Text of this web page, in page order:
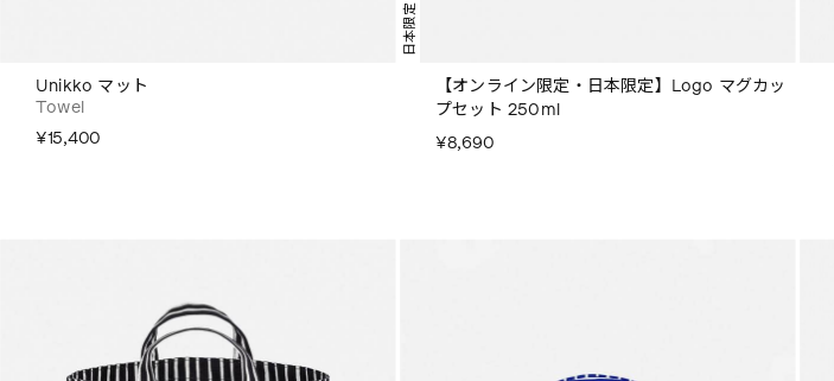
Unikko マット
Towel
¥15,400
日本限定
【オンライン限定・日本限定】Logo マグカッ
プセット 250ml
¥8,690